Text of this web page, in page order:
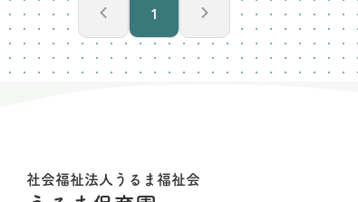
1
社会福祉法人うるま福祉会